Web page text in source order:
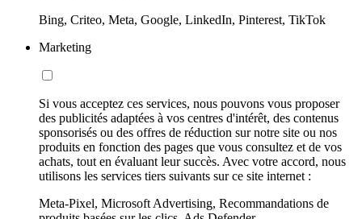
Bing, Criteo, Meta, Google, LinkedIn, Pinterest, TikTok
Marketing
Si vous acceptez ces services, nous pouvons vous proposer
des publicités adaptées à vos centres d'intérêt, des contenus
sponsorisés ou des offres de réduction sur notre site ou nos
produits en fonction des pages que vous consultez et de vos
achats, tout en évaluant leur succès. Avec votre accord, nous
utilisons les services tiers suivants sur ce site internet :
Meta-Pixel, Microsoft Advertising, Recommandations de